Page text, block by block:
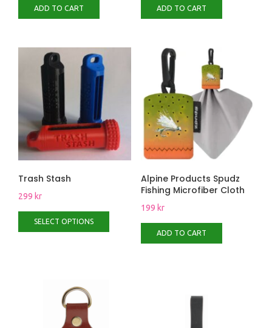
ADD TO CART ADD TO CART
Trash Stash
299 kr
SELECT OPTIONS
Alpine Products Spudz
Fishing Microfiber Cloth
199 kr
ADD TO CART